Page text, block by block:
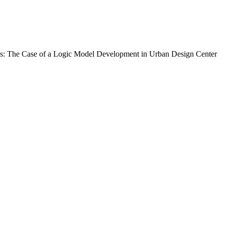
The Case of a Logic Model Development in Urban Design Center